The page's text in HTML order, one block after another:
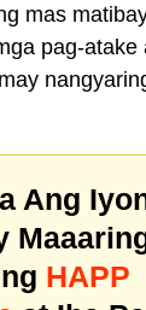
mas
pag-atake
Ang
HAPP